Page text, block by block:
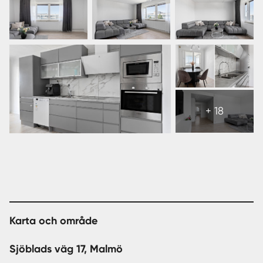
+ 18
Visa
24
bilder
Karta och område
Sjöblads väg 17, Malmö